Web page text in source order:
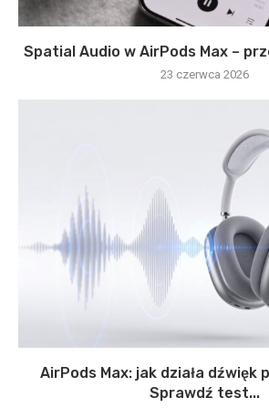
Spatial Audio w AirPods Max –
23 czerwca 2026
AirPods Max: jak działa dźwięk
Sprawdź test...